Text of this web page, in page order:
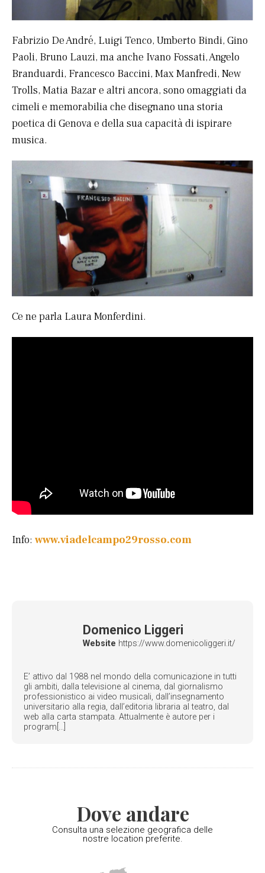
Fabrizio De André, Luigi Tenco, Umberto Bindi, Gino
Paoli, Bruno Lauzi, ma anche Ivano Fossati, Angelo
Branduardi, Francesco Baccini, Max Manfredi, New
Trolls, Matia Bazar e altri ancora, sono omaggiati da
cimeli e memorabilia che disegnano una storia
poetica di Genova e della sua capacità di ispirare
musica.
Ce ne parla Laura Monferdini.
Info: www.viadelcampo29rosso.com
Domenico Liggeri
Website https://www.domenicoliggeri.it/
E’ attivo dal 1988 nel mondo della comunicazione in tutti
gli ambiti, dalla televisione al cinema, dal giornalismo
professionistico ai video musicali, dall’insegnamento
universitario alla regia, dall’editoria libraria al teatro, dal
web alla carta stampata. Attualmente è autore per i
program[...]
Dove andare
Consulta una selezione geografica delle
nostre location preferite.